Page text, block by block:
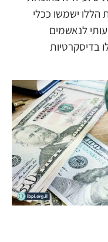
הללו ישמשו ככלי
לנאשמים
בדיסקרטיות